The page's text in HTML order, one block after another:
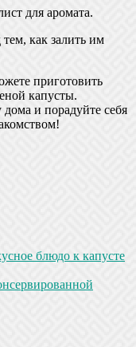
для аромата.
как залить им
приготовить
капусты.
и порадуйте себя
блюдо к капусте